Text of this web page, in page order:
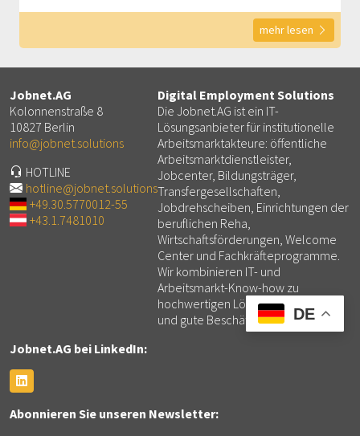
mehr lesen
Jobnet.AG
Kolonnenstraße 8
10827 Berlin
info@jobnet.solutions
HOTLINE
hotline@jobnet.solutions
+49.30.5770012-55
+43.1.7481010
Digital Employment Solutions
Die Jobnet.AG ist ein IT-
Lösungsanbieter für institutionelle
Arbeitsmarktakteure: öffentliche
Arbeitsmarktdienstleister,
Jobcenter, Bildungsträger,
Transfergesellschaften,
Jobdrehscheiben, Einrichtungen der
beruflichen Reha,
Wirtschaftsförderungen, Welcome
Center und Fachkräfteprogramme.
Wir kombinieren IT- und
Arbeitsmarkt-Know-how zu
hochwertigen Lösungen für mehr
und gute Beschäftigung.
Jobnet.AG bei LinkedIn:
Abonnieren Sie unseren Newsletter:
DE